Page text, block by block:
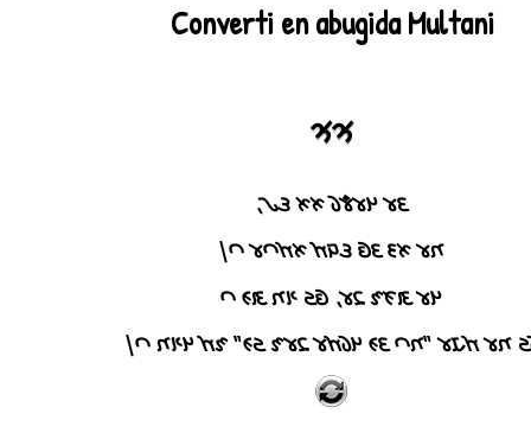
Converti en abugida Multani
𑊥𑊥
𑊖𑊢 𑊛𑊢𑊋𑊁 𑊥𑊥 𑊤𑊊,
𑊠𑊢 𑊥𑊟 𑊖𑊂 𑊤𑊙𑊀 𑊥𑊀𑊃𑊢 𑊃|
𑊛𑊢 𑊌𑊣𑊘 𑊄𑊢, 𑊂𑊦 𑊆𑊠 𑊌𑊚 𑊃
𑊁𑊦 𑊠𑊢 𑊀𑊅𑊢 "𑊠𑊃 𑊖𑊚 𑊛𑊁𑊀𑊢 𑊄𑊢𑊘 𑊦𑊚" 𑊘𑊀 𑊛𑊆𑊠